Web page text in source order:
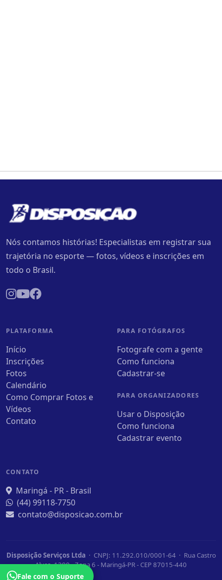
Nós contamos histórias! Especialistas em registrar sua
trajetória no esporte — fotos, vídeos e inscrições em
todo o Brasil.
PLATAFORMA
Início
Inscrições
Fotos
Calendário
Como Comprar Fotos e
Vídeos
Contato
PARA FOTÓGRAFOS
Fotografe com a gente
Como funciona
Cadastrar-se
PARA ORGANIZADORES
Usar o Disposição
Como funciona
Cadastrar evento
CONTATO
Maringá - PR - Brasil
(44) 99118-7750
contato@disposicao.com.br
Disposição Serviços Ltda · CNPJ: 11.292.010/0001-64 · Rua Castro
Alves, 1390 - Zona 6 - Maringá-PR - CEP 87015-440
Fale com o Suporte